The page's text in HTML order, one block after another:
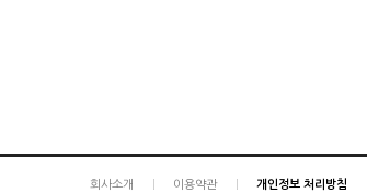
회사소개 이용약관 개인정보 처리방침